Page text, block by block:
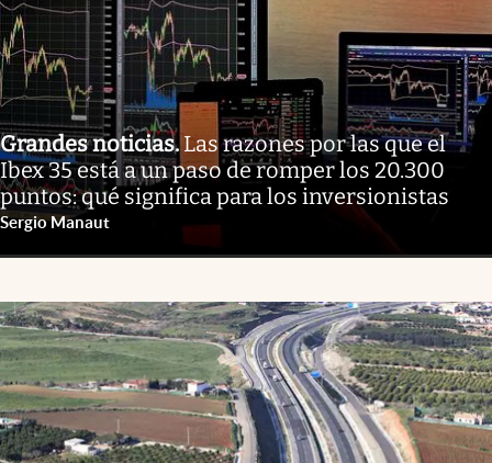
Grandes noticias.Las razones por las que el
Ibex 35 está a un paso de romper los 20.300
puntos: qué significa para los inversionistas
Sergio Manaut